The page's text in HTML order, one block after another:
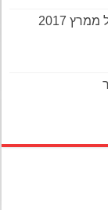
סוזוקי קרוסאובר טורבו – החל ממרץ 2017